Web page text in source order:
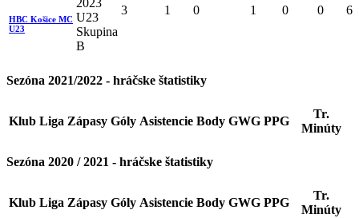
HBC Košice MC
U23
2023
U23
Skupina
B
3 1 0 1 0 0 6
Sezóna 2021/2022 - hráčske štatistiky
Klub Liga Zápasy Góly Asistencie Body GWG PPG
Tr.
Minúty
Sezóna 2020 / 2021 - hráčske štatistiky
Klub Liga Zápasy Góly Asistencie Body GWG PPG
Tr.
Minúty